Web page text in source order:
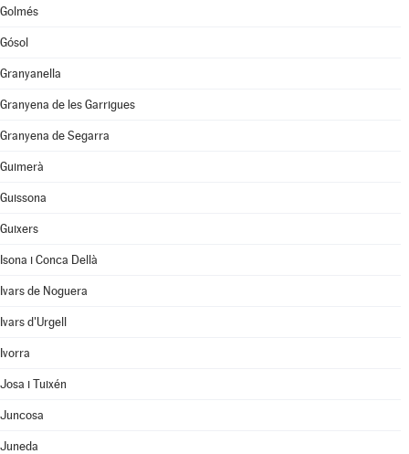
Golmés
Gósol
Granyanella
Granyena de les Garrigues
Granyena de Segarra
Guimerà
Guissona
Guixers
Isona i Conca Dellà
Ivars de Noguera
Ivars d'Urgell
Ivorra
Josa i Tuixén
Juncosa
Juneda